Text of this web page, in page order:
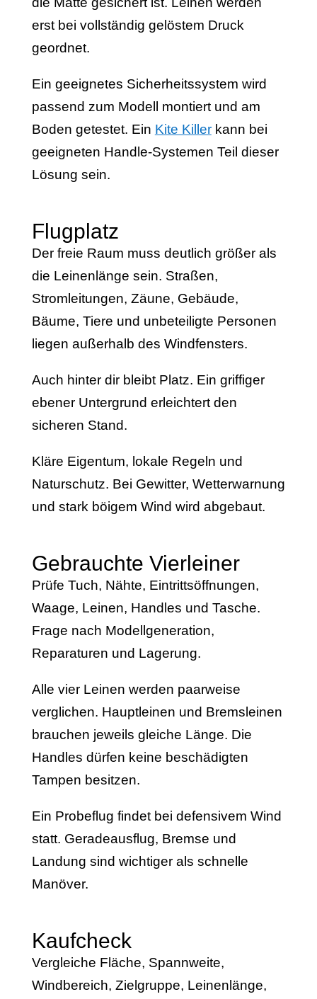
erst bei vollständig gelöstem Druck
geordnet.
Ein geeignetes Sicherheitssystem wird
passend zum Modell montiert und am
Boden getestet. Ein Kite Killerkann bei
geeigneten Handle-Systemen Teil dieser
Lösung sein.
Flugplatz
Der freie Raum muss deutlich größer als
die Leinenlänge sein. Straßen,
Stromleitungen, Zäune, Gebäude,
Bäume, Tiere und unbeteiligte Personen
liegen außerhalb des Windfensters.
Auch hinter dir bleibt Platz. Ein griffiger
ebener Untergrund erleichtert den
sicheren Stand.
Kläre Eigentum, lokale Regeln und
Naturschutz. Bei Gewitter, Wetterwarnung
und stark böigem Wind wird abgebaut.
Gebrauchte Vierleiner
Prüfe Tuch, Nähte, Eintrittsöffnungen,
Waage, Leinen, Handles und Tasche.
Frage nach Modellgeneration,
Reparaturen und Lagerung.
Alle vier Leinen werden paarweise
verglichen. Hauptleinen und Bremsleinen
brauchen jeweils gleiche Länge. Die
Handles dürfen keine beschädigten
Tampen besitzen.
Ein Probeflug findet bei defensivem Wind
statt. Geradeausflug, Bremse und
Landung sind wichtiger als schnelle
Manöver.
Kaufcheck
Vergleiche Fläche, Spannweite,
Windbereich, Zielgruppe, Leinenlänge,